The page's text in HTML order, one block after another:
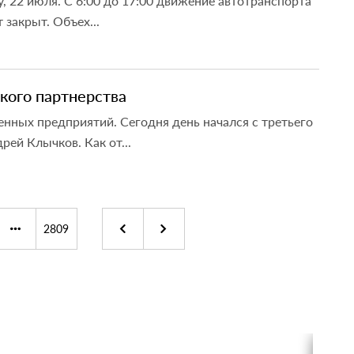
закрыт. Объех...
партнерства
предприятий. Сегодня день начался с третьего
Клычков. Как от...
2809